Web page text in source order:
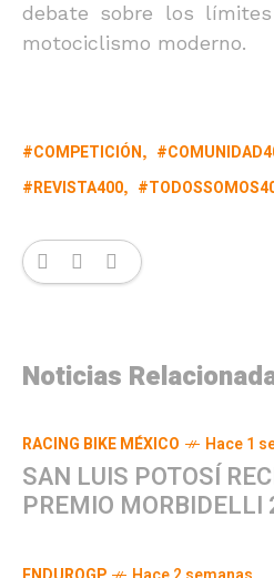
debate sobre los
motociclismo moderno.
COMPETICIÓN
REVISTA400
Noticias
RACING BIKE MÉXICO Hace 1
SAN LUIS POTOSÍ
PREMIO MORBIDELLI